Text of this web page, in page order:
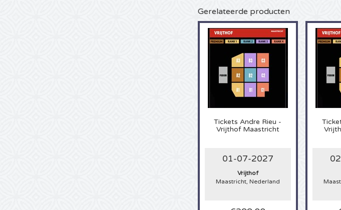
Gerelateerde producten
Tickets Andre Rieu -
Vrijthof Maastricht
01-07-2027
Vrijthof
Maastricht, Nederland